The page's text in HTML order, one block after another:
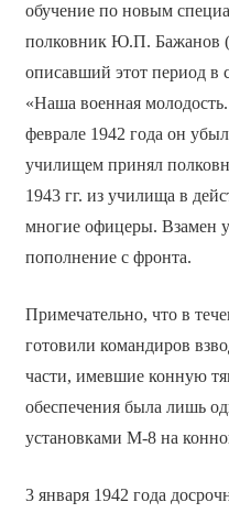
обучение по новым
полковник Ю.П. Бажанов
описавший этот период в
«Наша военная
феврале 1942 года он
училищем принял
1943 гг. из училища в
многие офицеры. Взамен
пополнение с фронта.
Примечательно, что в
готовили командиров
части, имевшие конную
обеспечения была лишь
установками М-8 на
3 января 1942 года